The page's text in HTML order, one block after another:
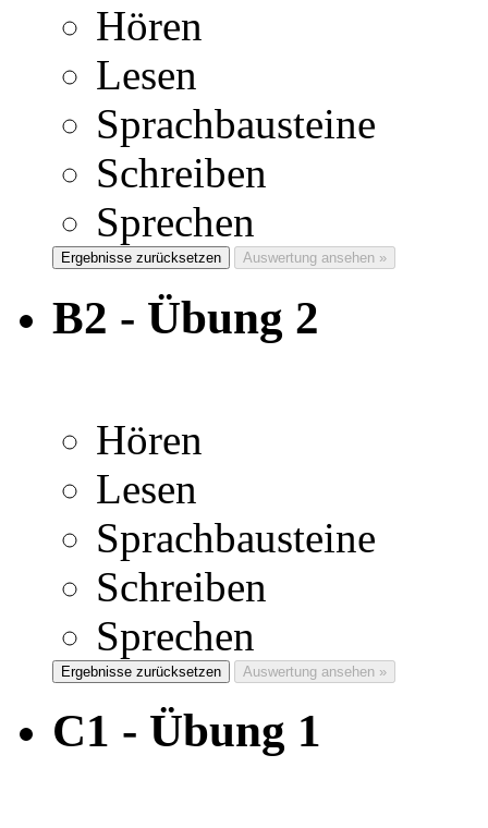
Hören
Lesen
Sprachbausteine
Schreiben
Sprechen
Ergebnisse zurücksetzen Auswertung ansehen »
B2 - Übung 2
Hören
Lesen
Sprachbausteine
Schreiben
Sprechen
Ergebnisse zurücksetzen Auswertung ansehen »
C1 - Übung 1